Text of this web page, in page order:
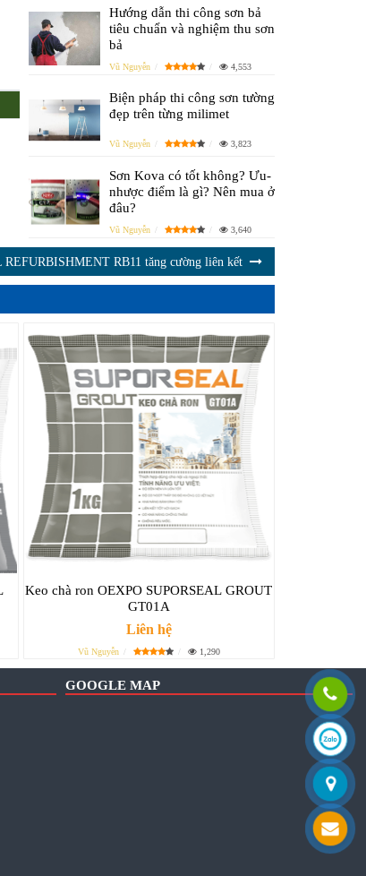
Hướng dẫn thi công sơn bả
tiêu chuẩn và nghiệm thu sơn
bả
Vũ Nguyễn 4,553
Biện pháp thi công sơn tường
đẹp trên từng milimet
Vũ Nguyễn 3,823
Sơn Kova có tốt không? Ưu-
nhược điểm là gì? Nên mua ở
đâu?
Vũ Nguyễn 3,640
RB11 tăng cường liên kết
Keo chà ron OEXPO SUPORSEAL GROUT
GT01A
Liên hệ
Vũ Nguyễn 1,290
GOOGLE MAP